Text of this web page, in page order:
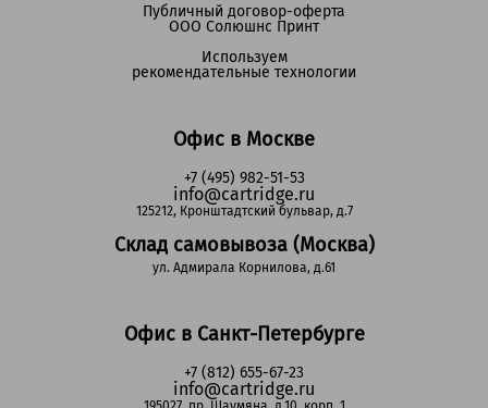
Офис в Москве
+7 (495) 982-51-53
info@cartridge.ru
125212, Кронштадтский бульвар, д.7
Склад самовывоза (Москва)
ул. Адмирала Корнилова, д.61
Офис в Санкт-Петербурге
+7 (812) 655-67-23
info@cartridge.ru
Публичный договор-оферта
ООО Солюшнс Принт
Используем
рекомендательные технологии